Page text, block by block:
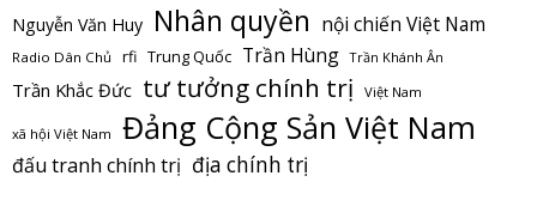
Nguyễn Văn Huy Nhân quyền nội chiến Việt Nam
Radio Dân Chủ rfi Trung Quốc Trần Hùng Trần Khánh Ân
Trần Khắc Đức tư tưởng chính trị Việt Nam
xã hội Việt Nam Đảng Cộng Sản Việt Nam
đấu tranh chính trị địa chính trị